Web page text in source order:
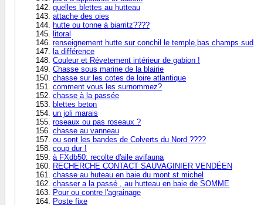
quelles blettes au hutteau
attache des oies
hutte ou tonne à biarritz????
litoral
renseignement hutte sur conchil le temple,bas champs sud
la différence
Couleur et Révetement intérieur de gabion !
Chasse sous marine de la blairie
chasse sur les cotes de loire atlantique
comment vous les surnommez?
chasse à la passée
blettes beton
un joli marais
roseaux ou pas roseaux ?
chasse au vanneau
ou sont les bandes de Colverts du Nord ????
coup dur !
à FXdb50: recolte d'aile avifauna
RECHERCHE CONTACT SAUVAGINIER VENDÉEN
chasse au huteau en baie du mont st michel
chasser a la passé , au hutteau en baie de SOMME
Pour ou contre l'agrainage
Poste fixe